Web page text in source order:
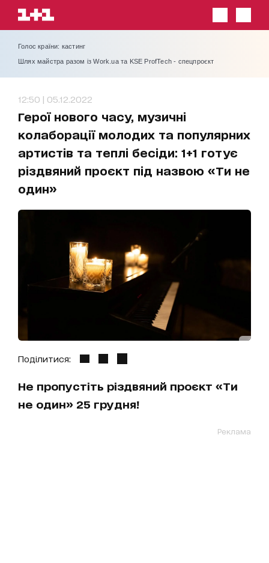
Голос країни: кастинг
Шлях майстра разом із Work.ua та KSE ProfTech - спецпроєкт
12:50 | 05.12.2022
Герої нового часу, музичні
колаборації молодих та популярних
артистів та теплі бесіди: 1+1 готує
різдвяний проєкт під назвою «Ти не
один»
Поділитися:
Не пропустіть різдвяний проєкт «Ти
не один» 25 грудня!
Реклама